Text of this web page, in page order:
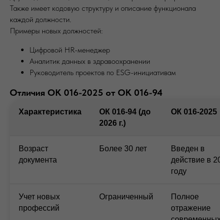
Также имеет кодовую структуру и описание функционала
каждой должности.
Примеры новых должностей:
Цифровой HR-менеджер
Аналитик данных в здравоохранении
Руководитель проектов по ESG-инициативам
Отличия ОК 016-2025 от ОК 016-94
Характеристика
ОК 016-94 (до
2026 г.)
ОК 016-2025
Возраст
документа
Более 30 лет
Введен в
действие в
году
Учет новых
профессий
Ограниченный
Полное
отражение